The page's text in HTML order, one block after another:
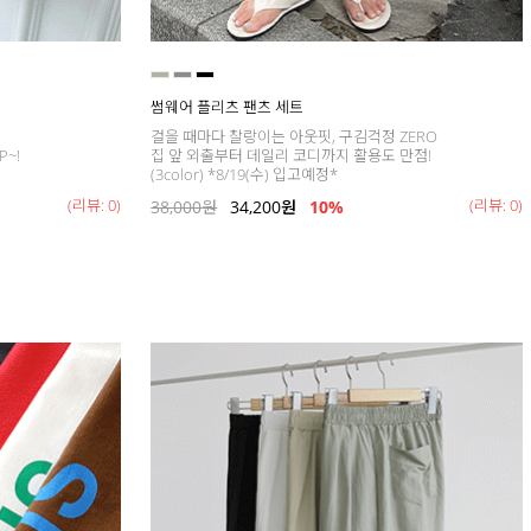
(리뷰: 0)
썸웨어 플리츠 팬츠 세트
걸을 때마다 찰랑이는 아웃핏, 구김걱정 ZERO
집 앞 외출부터 데일리 코디까지 활용도 만점!
(3color) *8/19(수) 입고예정*
38,000원 34,200원 10% (리뷰: 0)